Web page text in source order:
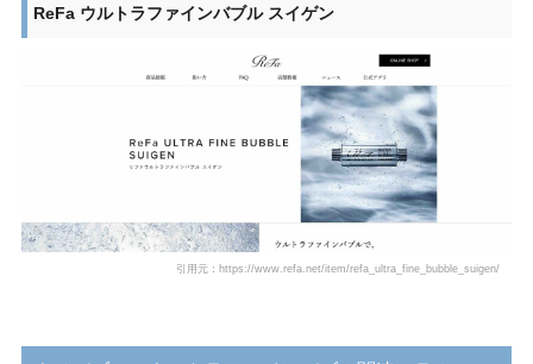
ReFa ウルトラファインバブル スイゲン
引用元：https://www.refa.net/item/refa_ultra_fine_bubble_suigen/